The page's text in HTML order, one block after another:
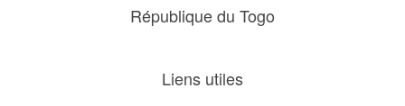
République du Togo
Liens utiles